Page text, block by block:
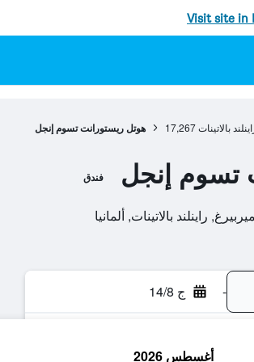
Visit site in
بالاتينات 17,267 هوتل ريستورانت تسوم إنجل
تسوم إنجل فندق
- ج 14/8
أغسطس 2026